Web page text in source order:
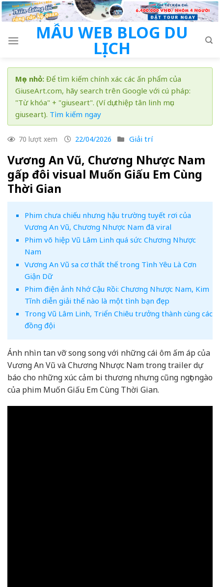
Skip
to
MẪU WEB BLOG DU
LỊCH
Mẹo nhỏ: Để tìm kiếm chính xác các ấn phẩm của
GiuseArt.com, hãy search trên Google với cú pháp:
"Từ khóa" + "giuseart". (Ví dụ: thiệp tân linh mục
giuseart). Tìm kiếm ngay
70 lượt xem 22/04/2026 Giải trí
Vương An Vũ, Chương Nhược Nam
gấp đôi visual Muốn Giấu Em Cùng
Thời Gian
Phim chưa chiếu nhưng hậu trường tuyết rơi của
Vương An Vũ, Chương Nhược Nam đã viral
Phim võ hiệp Vũ Lâm Linh quá sức Chương Nhược
Nam
Vương An Vũ sa cơ thất thế trong Tình Yêu Là Cơn
Giận Dữ
Phim điện ảnh Nhớ Cậu Rồi: Chương Nhược Nam, Kim
Tĩnh diễn giải thế nào là một tình bạn đẹp
Trong Vũ Lâm Linh, Triển Chiêu trưởng thành cùng các
đồng đội
Ánh nhìn tan vỡ song song với những cái ôm ấm áp của
Vương An Vũ và Chương Nhược Nam trong trailer dự
báo cho những xúc cảm bi thương nhưng cũng ngọt ngào
của phim Muốn Giấu Em Cùng Thời Gian.